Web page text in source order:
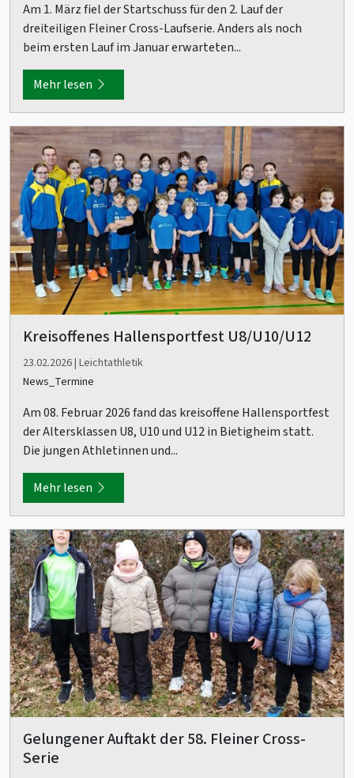
Am 1. März fiel der Startschuss für den 2. Lauf der
dreiteiligen Fleiner Cross-Laufserie. Anders als noch
beim ersten Lauf im Januar erwarteten...
Mehr lesen
Kreisoffenes Hallensportfest U8/U10/U12
23.02.2026 | Leichtathletik
News_Termine
Am 08. Februar 2026 fand das kreisoffene Hallensportfest
der Altersklassen U8, U10 und U12 in Bietigheim statt.
Die jungen Athletinnen und...
Mehr lesen
Gelungener Auftakt der 58. Fleiner Cross-
Serie